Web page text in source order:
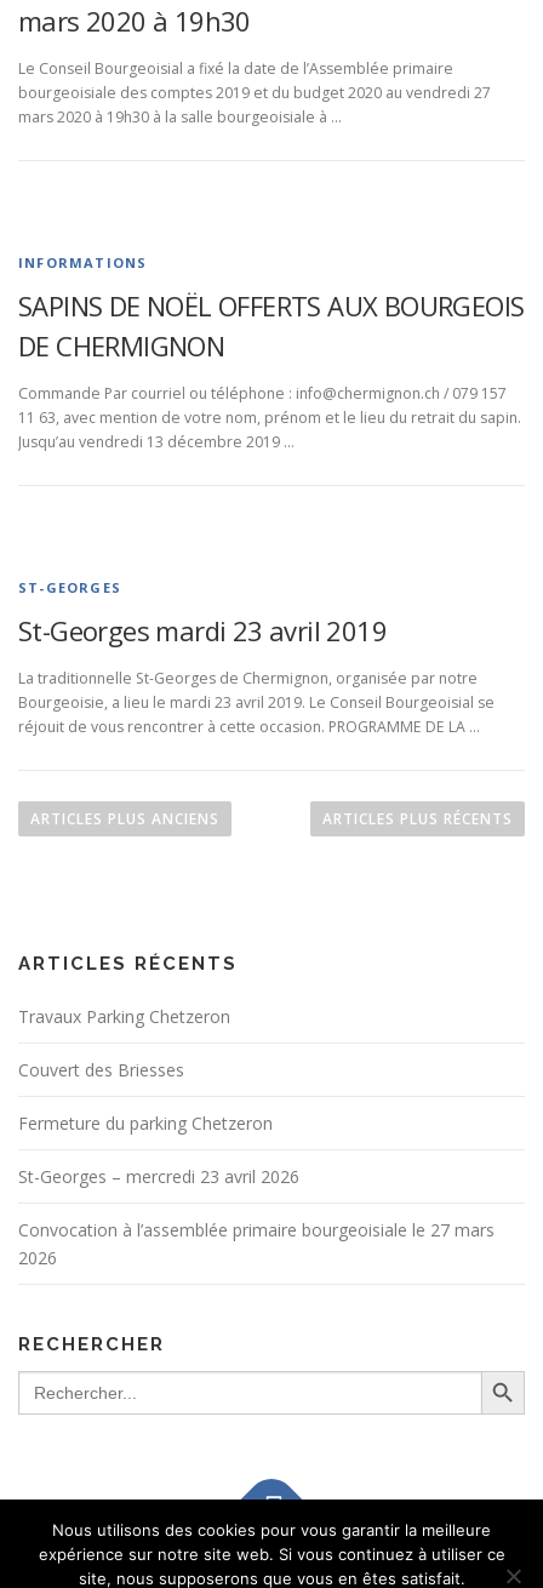
mars 2020 à 19h30
Le Conseil Bourgeoisial a fixé la date de l’Assemblée primaire
bourgeoisiale des comptes 2019 et du budget 2020 au vendredi 27
mars 2020 à 19h30 à la salle bourgeoisiale à …
INFORMATIONS
SAPINS DE NOËL OFFERTS AUX BOURGEOIS
DE CHERMIGNON
Commande Par courriel ou téléphone : info@chermignon.ch / 079 157
11 63, avec mention de votre nom, prénom et le lieu du retrait du sapin.
Jusqu’au vendredi 13 décembre 2019 …
ST-GEORGES
St-Georges mardi 23 avril 2019
La traditionnelle St-Georges de Chermignon, organisée par notre
Bourgeoisie, a lieu le mardi 23 avril 2019. Le Conseil Bourgeoisial se
réjouit de vous rencontrer à cette occasion. PROGRAMME DE LA …
a
t
i
n
e
s
r
t
l
s
ARTICLES PLUS ANCIENS ARTICLES PLUS RÉCENTS
ARTICLES RÉCENTS
Travaux Parking Chetzeron
Couvert des Briesses
Fermeture du parking Chetzeron
St-Georges – mercredi 23 avril 2026
Convocation à l’assemblée primaire bourgeoisiale le 27 mars
2026
RECHERCHER
Search
for:
Search Button
Copyright © 2026 Bourgeoisie de Chermignon –OnePress
Nous utilisons des cookies pour vous garantir la meilleure
expérience sur notre site web. Si vous continuez à utiliser ce
site, nous supposerons que vous en êtes satisfait.